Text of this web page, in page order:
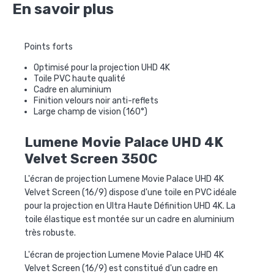
En savoir plus
Points forts
Optimisé pour la projection UHD 4K
Toile PVC haute qualité
Cadre en aluminium
Finition velours noir anti-reflets
Large champ de vision (160°)
Lumene Movie Palace UHD 4K
Velvet Screen 350C
L'écran de projection Lumene Movie Palace UHD 4K
Velvet Screen (16/9) dispose d'une toile en PVC idéale
pour la projection en Ultra Haute Définition UHD 4K. La
toile élastique est montée sur un cadre en aluminium
très robuste.
L'écran de projection Lumene Movie Palace UHD 4K
Velvet Screen (16/9) est constitué d'un cadre en